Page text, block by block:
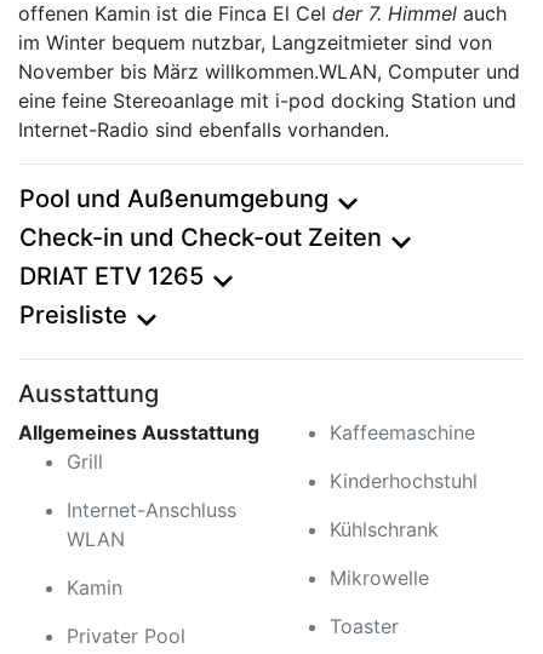
offenen Kamin ist die Finca El Cel der 7. Himmel auch
im Winter bequem nutzbar, Langzeitmieter sind von
November bis März willkommen.WLAN, Computer und
eine feine Stereoanlage mit i-pod docking Station und
Internet-Radio sind ebenfalls vorhanden.
Pool und Außenumgebung expand_more
Check-in und Check-out Zeiten expand_more
DRIAT ETV 1265 expand_more
Preisliste expand_more
Ausstattung
Allgemeines Ausstattung
Grill
Internet-Anschluss
WLAN
Kamin
Privater Pool
Kaffeemaschine
Kinderhochstuhl
Kühlschrank
Mikrowelle
Toaster